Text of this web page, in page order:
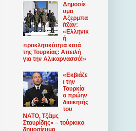
Δημοσίε
υμα
Αζερμπα
ϊτζάν:
«Ελληνικ
ή
προκλητικότητα κατά
της Τουρκίας: Απειλή
για την Αλικαρνασσό!»
«Εκβιάζε
ι την
Τουρκία
ο πρώην
διοικητής
του
ΝΑΤΟ, Τζέιμς
Σταυρίδης» – τούρκικο
δημοσίευμα